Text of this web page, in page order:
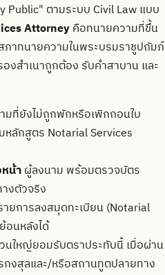
Public" ตามระบบ Civil Law แบบ
Attorneyคือทนายความที่ขึ้น
ภาทนายความในพระบรมราชูปถัมภ์
งสำเนาถูกต้อง รับคำสาบาน และ
ที่ยังไม่ถูกพักหรือเพิกถอนใบ
ลักสูตร Notarial Services
น้าผู้ลงนาม พร้อมตรวจบัตร
งตัวจริง
ยการลงสมุดทะเบียน (Notarial
อนหลังได้
นใหญ่ยอมรับตราประทับนี้ เมื่อผ่าน
งสุลและ/หรือสถานทูตปลายทาง